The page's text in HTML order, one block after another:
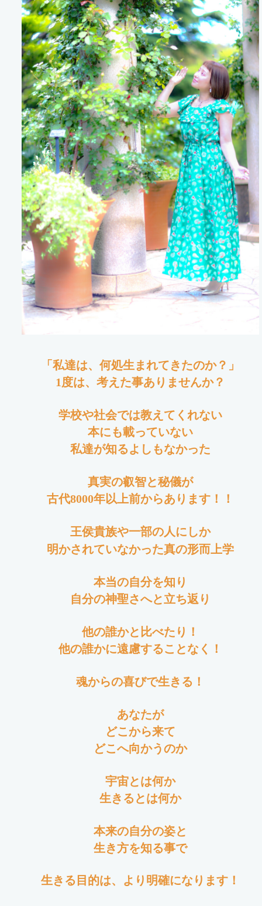
「私達は、何処生まれてきたのか？」
1度は、考えた事ありませんか？
学校や社会では教えてくれない
本にも載っていない
私達が知るよしもなかった
真実の叡智と秘儀が
古代8000年以上前からあります！！
王侯貴族や一部の人にしか
明かされていなかった真の形而上学
本当の自分を知り
自分の神聖さへと立ち返り
他の誰かと比べたり！
他の誰かに遠慮することなく！
魂からの喜びで生きる！
あなたが
どこから来て
どこへ向かうのか
宇宙とは何か
生きるとは何か
本来の自分の姿と
生き方を知る事で
生きる目的は、より明確になります！